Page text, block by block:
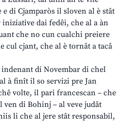
e di Cjamparòs il sloven al è stât
dai fedêi, che al a àn
che no cun cualchi preiere
cul cjant, che al è tornât a tacâ
di Novembar di chel
à finît il so servizi pre Jan
volte, il pari francescan – che
ven di Bohinj – al veve judât
li che al jere stât responsabil,